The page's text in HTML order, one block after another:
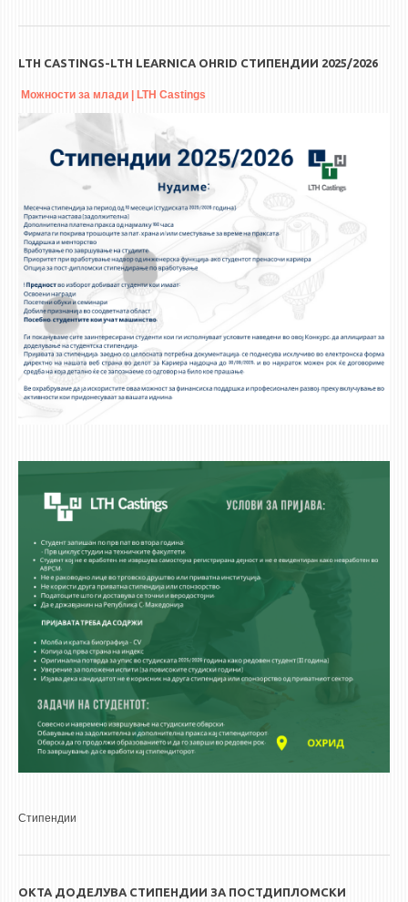
LTH CASTINGS-LTH LEARNICA OHRID СТИПЕНДИИ 2025/2026
Можности за млади | LTH Castings
Стипендии
ОКТА ДОДЕЛУВА СТИПЕНДИИ ЗА ПОСТДИПЛОМСКИ